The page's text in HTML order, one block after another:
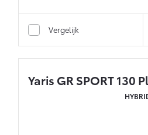
Vergelijk
Yaris GR SPORT 130